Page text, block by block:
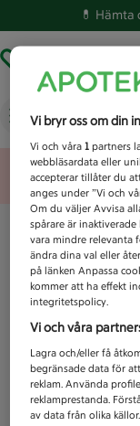
💊 Hämta
Vad letar
Vi bryr oss om din
Vi och våra1 partners
webbläsardata eller
accepterar tillåter du
anges under ”Vi och
Om du väljer Avvisa
spårare är
vara mindre relevanta
ändra dina val eller
på länken Anpassa
kommer att ha effekt
integritetspolicy.
Vi och våra
Lagra och/eller få
begränsade data för
reklam. Använda
reklamprestanda.
av data från olika